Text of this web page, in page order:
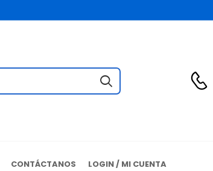
CONTÁCTANOS LOGIN / MI CUENTA